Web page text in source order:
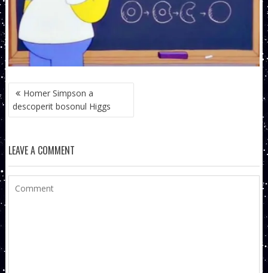
NAVIGARE
ÎN
ARTICOLE
Homer Simpson a
descoperit bosonul Higgs
LEAVE A COMMENT